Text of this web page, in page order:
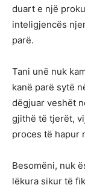
duart e një
inteligjencës
parë.
Tani unë nuk
kanë parë sytë
dëgjuar veshët
gjithë të tjerët,
proces të hapur
Besomëni, nuk
lëkura sikur të